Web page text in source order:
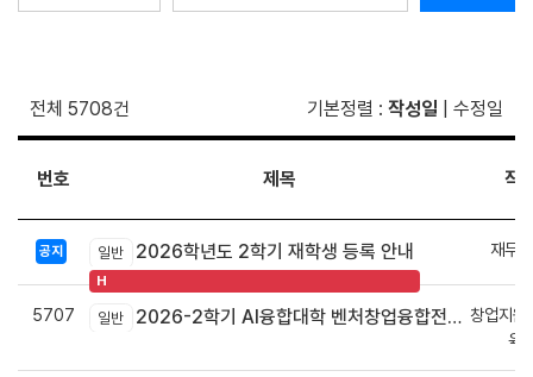
전체 5708건 기본정렬 : 작성일 수정일
번호 제목 작
공지 일반 2026학년도 2학기 재학생 등록 안내
H
재무
5707 일반 2026-2학기 AI융합대학 벤처창업융합전공 안내
창업지원
육